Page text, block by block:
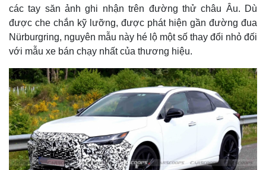
các tay săn ảnh ghi nhận trên đường thử châu Âu. Dù
được che chắn kỹ lưỡng, được phát hiện gần đường đua
Nürburgring, nguyên mẫu này hé lộ một số thay đổi nhỏ đối
với mẫu xe bán chạy nhất của thương hiệu.